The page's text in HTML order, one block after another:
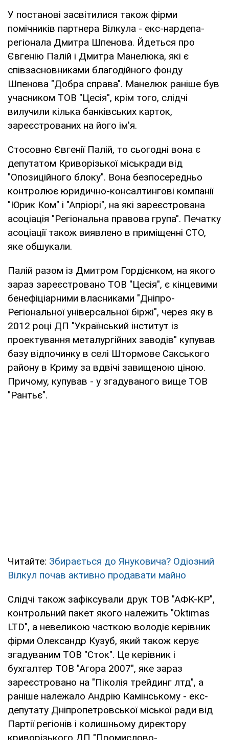
У постанові засвітилися також фірми
помічників партнера Вілкула - екс-нардепа-
регіонала Дмитра Шпенова. Йдеться про
Євгенію Палій і Дмитра Манелюка, які є
співзасновниками благодійного фонду
Шпенова "Добра справа". Манелюк раніше був
учасником ТОВ "Цесія", крім того, слідчі
вилучили кілька банківських карток,
зареєстрованих на його ім'я.
Стосовно Євгенії Палій, то сьогодні вона є
депутатом Криворізької міськради від
"Опозиційного блоку". Вона безпосередньо
контролює юридично-консалтингові компанії
"Юрик Ком" і "Апріорі", на які зареєстрована
асоціація "Регіональна правова група". Печатку
асоціації також виявлено в приміщенні СТО,
яке обшукали.
Палій разом із Дмитром Гордієнком, на якого
зараз зареєстровано ТОВ "Цесія", є кінцевими
бенефіціарними власниками "Дніпро-
Регіональної універсальної біржі", через яку в
2012 році ДП "Український інститут із
проектування металургійних заводів" купував
базу відпочинку в селі Штормове Сакського
району в Криму за вдвічі завищеною ціною.
Причому, купував - у згадуваного вище ТОВ
"Рантьє".
Читайте: Збирається до Януковича? Одіозний
Вілкул почав активно продавати майно
Слідчі також зафіксували друк ТОВ "АФК-КР",
контрольний пакет якого належить "Oktimas
LTD", а невеликою часткою володіє керівник
фірми Олександр Кузуб, який також керує
згадуваним ТОВ "Сток". Це керівник і
бухгалтер ТОВ "Агора 2007", яке зараз
зареєстровано на "Піколія трейдинг лтд", а
раніше належало Андрію Камінському - екс-
депутату Дніпропетровської міської ради від
Партії регіонів і колишньому директору
криворізького ДП "Промислово-